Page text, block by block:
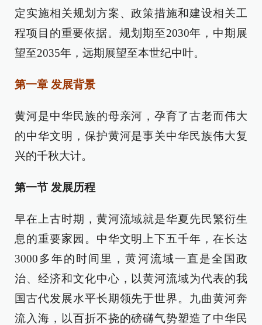
定实施相关规划方案、政策措施和建设相关工
程项目的重要依据。规划期至2030年，中期展
望至2035年，远期展望至本世纪中叶。
第一章 发展背景
黄河是中华民族的母亲河，孕育了古老而伟大
的中华文明，保护黄河是事关中华民族伟大复
兴的千秋大计。
第一节 发展历程
早在上古时期，黄河流域就是华夏先民繁衍生
息的重要家园。中华文明上下五千年，在长达
3000多年的时间里，黄河流域一直是全国政
治、经济和文化中心，以黄河流域为代表的我
国古代发展水平长期领先于世界。九曲黄河奔
流入海，以百折不挠的磅礴气势塑造了中华民